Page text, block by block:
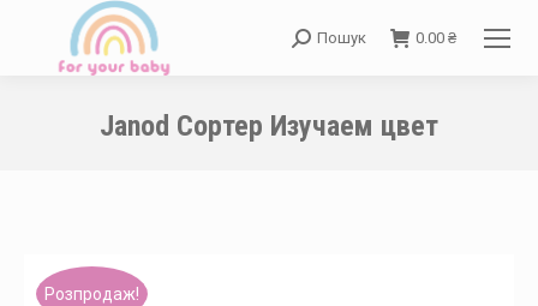
Search:
Пошук 0.00 ₴
Janod Сортер Изучаем цвет
Розпродаж!